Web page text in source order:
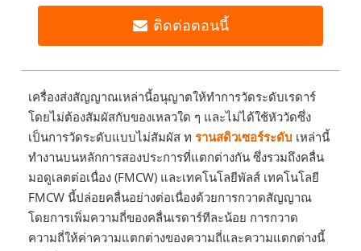
ติดต่อตอนนี้
เครื่องส่งสัญญาณเหล่านี้อนุญาตให้ทำการวัดระดับเรดาร์
โดยไม่ต้องสัมผัสกับของเหลวใด ๆ และไม่ได้ใช้หัววัดซึ่ง
เป็นการวัดระดับแบบไม่สัมผัส ท รานสดิวเซอร์ระดับ เหล่านี้
ทำงานบนหลักการสองประการที่แตกต่างกัน ซึ่งรวมถึงคลื่น
มอดูเลตต่อเนื่อง (FMCW) และเทคโนโลยีพัลส์ เทคโนโลยี
FMCW นี้ปล่อยคลื่นอย่างต่อเนื่องด้วยการกวาดสัญญาณ
โดยการเพิ่มความถี่ของคลื่นเรดาร์ทีละน้อย การกวาด
ความถี่ให้ค่าความแตกต่างของความถี่และความแตกต่างนี้